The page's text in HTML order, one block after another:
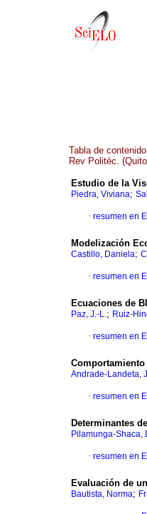
Tabla de contenido
Rev Politéc.
Estudio de la
Piedra, Viviana;
· resumen en
Modelización
Castillo, Daniela;
· resumen en
Ecuaciones de
Paz, J.-L.; Ruiz-
· resumen en
Andrade-Landeta,
· resumen en
Determinantes
Pilamunga-Shaca,
· resumen en
Evaluación de
Bautista, Norma;